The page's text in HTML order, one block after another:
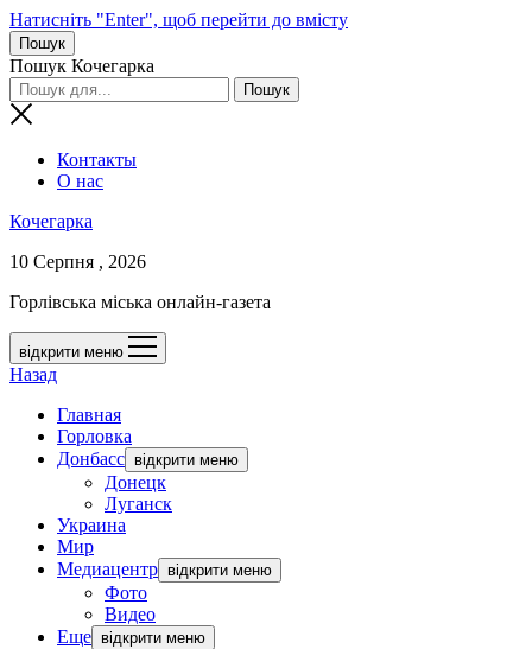
Натисніть "Enter", щоб перейти до вмісту
Пошук
Пошук Кочегарка
Контакты
О нас
Кочегарка
10 Серпня , 2026
Горлівська міська онлайн-газета
відкрити меню
Назад
Главная
Горловка
Донбасс відкрити меню
Донецк
Луганск
Украина
Мир
Медиацентр відкрити меню
Фото
Видео
Еще відкрити меню